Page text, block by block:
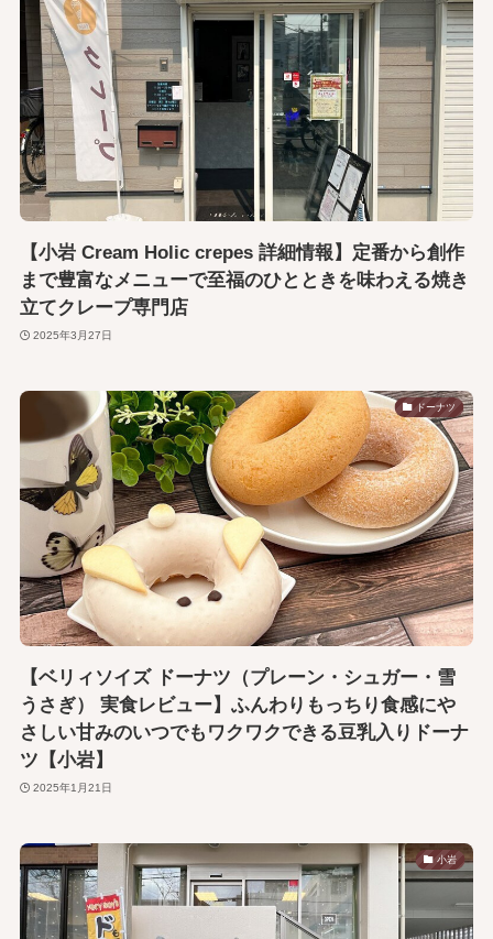
【小岩 Cream Holic crepes 詳細情報】定番から創作
まで豊富なメニューで至福のひとときを味わえる焼き
立てクレープ専門店
2025年3月27日
ドーナツ
【ベリィソイズ ドーナツ（プレーン・シュガー・雪
うさぎ） 実食レビュー】ふんわりもっちり食感にや
さしい甘みのいつでもワクワクできる豆乳入りドーナ
ツ【小岩】
2025年1月21日
小岩